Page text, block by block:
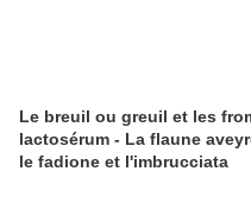
Le breuil ou greuil et les
lactosérum - La flaune
le fadione et l'imbrucciata